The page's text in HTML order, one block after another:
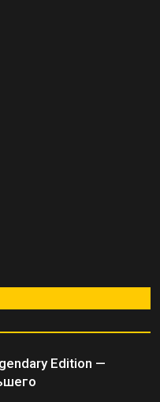
Edition —